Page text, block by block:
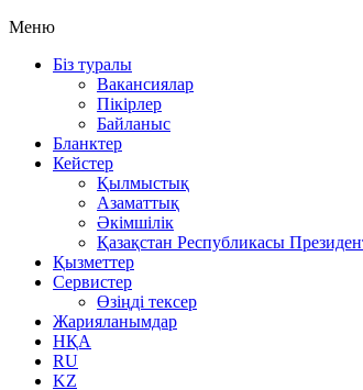
Меню
Біз туралы
Вакансиялар
Пікірлер
Байланыс
Бланктер
Кейстер
Қылмыстық
Азаматтық
Әкімшілік
Қазақстан Республикасы
Қызметтер
Сервистер
Өзіңді тексер
Жарияланымдар
НҚА
RU
KZ